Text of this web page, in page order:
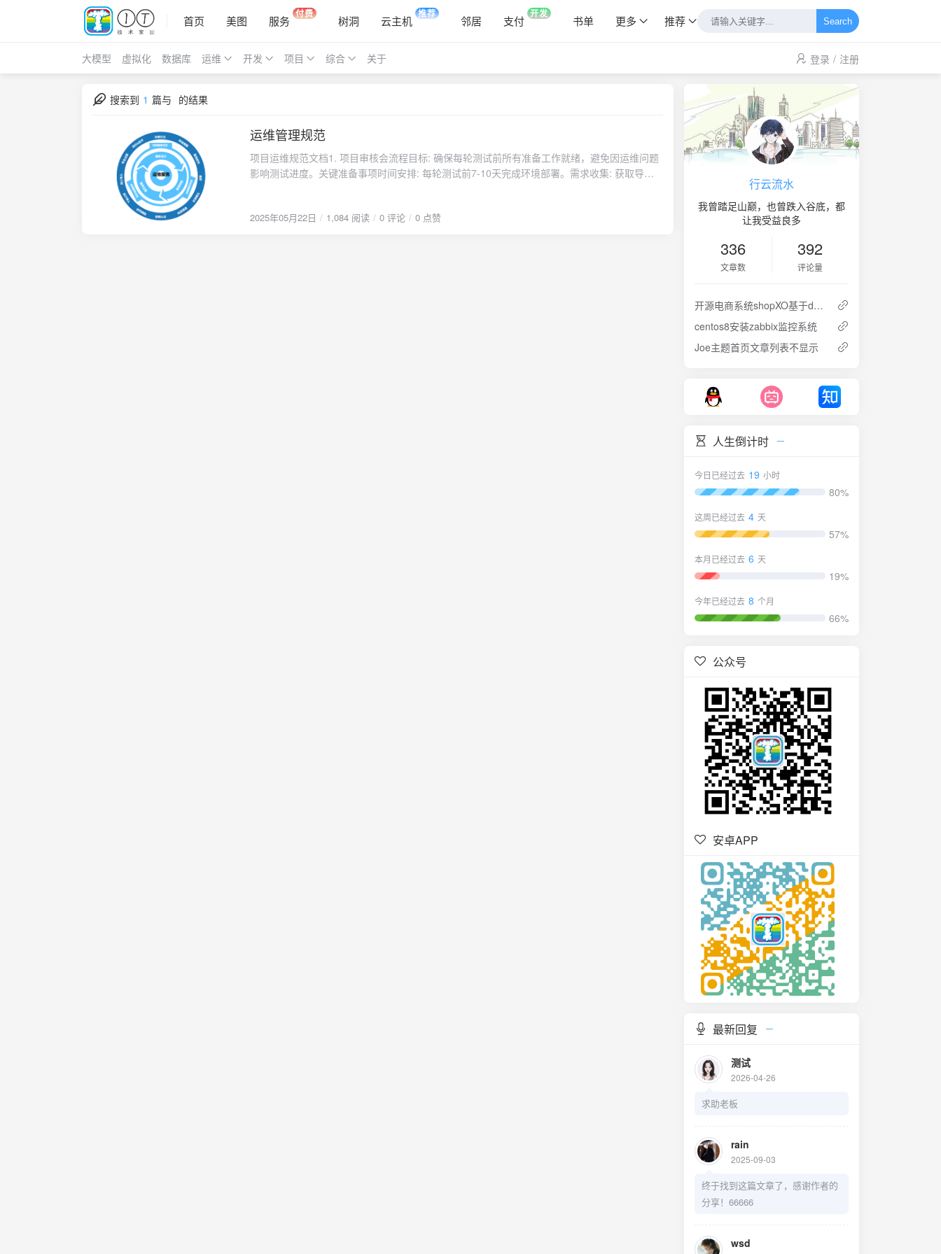
首页 美图 服务 付费 树洞 云主机 推荐 邻居 支付 开发 书单 更多 推荐 Search
大模型 虚拟化 数据库 运维 开发 项目 综合 关于 登录 / 注册
搜索到 1 篇与 的结果
2025-05-22
运维管理规范
项目运维规范文档1. 项目审核会流程目标: 确保每轮测试前所有准备工作就绪，避免因运维问题
影响测试进度。关键准备事项时间安排: 每轮测试前7-10天完成环境部署。需求收集: 获取导量
议。确保DMP日志接入完成。说明当前服务器成本情况。提示其他重大事项（如OBT计划）。
2025年05月22日 1,084 阅读 0 评论 0 点赞
行云流水
我曾踏足山巅，也曾跌入谷底，都
让我受益良多
336
文章数
392
评论量
开源电商系统shopXO基于docker的部署与使用
centos8安装zabbix监控系统
Joe主题首页文章列表不显示
人生倒计时
今日已经过去 19 小时
80%
这周已经过去 4 天
57%
本月已经过去 6 天
19%
今年已经过去 8 个月
66%
公众号
安卓APP
最新回复
测试
2026-04-26
求助老板
rain
2025-09-03
终于找到这篇文章了，感谢作者的
分享！66666
wsd